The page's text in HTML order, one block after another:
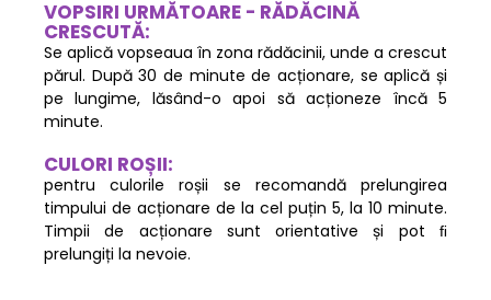
VOPSIRI URMĂTOARE - RĂDĂCINĂ
CRESCUTĂ:
Se aplică vopseaua în zona rădăcinii, unde a crescut
părul. După 30 de minute de acționare, se aplică și
pe lungime, lăsând-o apoi să acționeze încă 5
minute.
CULORI ROȘII:
pentru culorile roșii se recomandă prelungirea
timpului de acționare de la cel puțin 5, la 10 minute.
Timpii de acționare sunt orientative și pot ﬁ
prelungiți la nevoie.